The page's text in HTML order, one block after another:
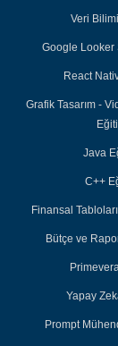
Veri
Google Looker
React
Grafik Tasarım -
Java
C++
Finansal
Bütçe ve
Yapay
Prompt